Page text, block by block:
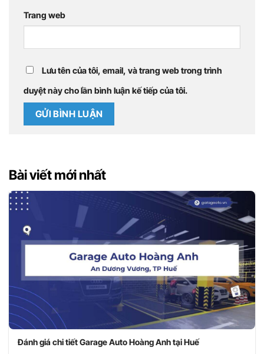
Trang web
Lưu tên của tôi, email, và trang web trong trình
duyệt này cho lần bình luận kế tiếp của tôi.
Bài viết mới nhất
Đánh giá chi tiết Garage Auto Hoàng Anh tại Huế